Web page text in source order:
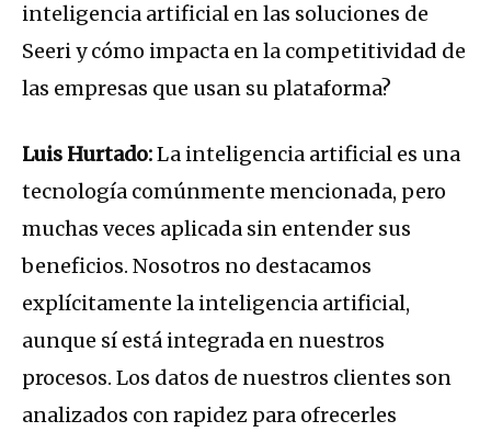
inteligencia artificial en las soluciones de
Seeri y cómo impacta en la competitividad de
las empresas que usan su plataforma?
Luis Hurtado:La inteligencia artificial es una
tecnología comúnmente mencionada, pero
muchas veces aplicada sin entender sus
beneficios. Nosotros no destacamos
explícitamente la inteligencia artificial,
aunque sí está integrada en nuestros
procesos. Los datos de nuestros clientes son
analizados con rapidez para ofrecerles